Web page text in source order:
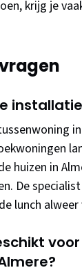
krijg je
huizen in
De
lunch